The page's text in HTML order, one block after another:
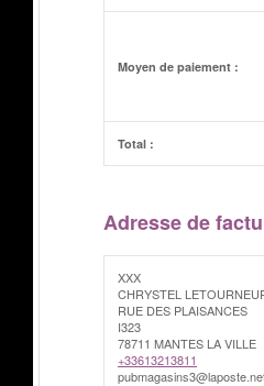
Moyen de paiement :
Total :
Adresse de
XXX
CHRYSTEL
RUE DES PLAISANCES
I323
78711 MANTES LA VILLE
+33613213811